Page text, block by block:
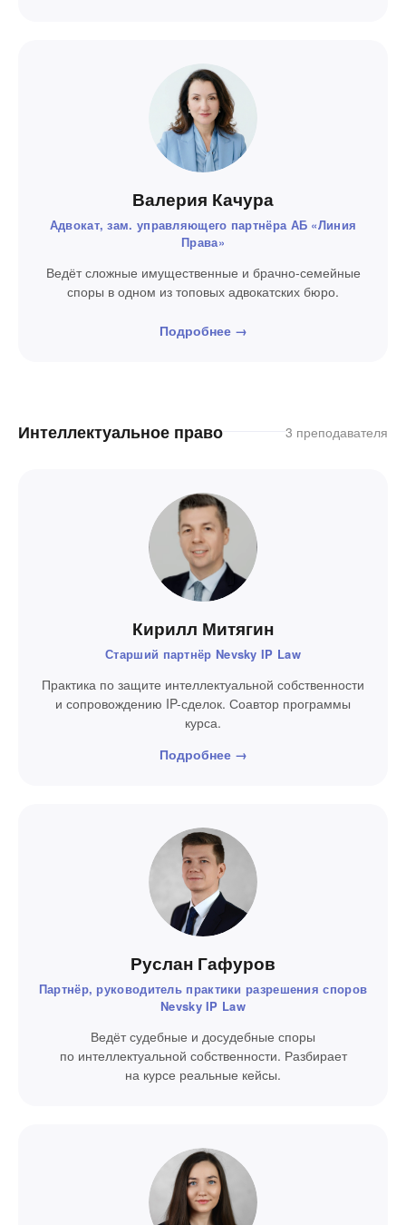
Валерия Качура
Адвокат, зам. управляющего партнёра АБ «Линия
Права»
Ведёт сложные имущественные и брачно-семейные
споры в одном из топовых адвокатских бюро.
Подробнее →
Интеллектуальное право 3 преподавателя
Кирилл Митягин
Старший партнёр Nevsky IP Law
Практика по защите интеллектуальной собственности
и сопровождению IP-сделок. Соавтор программы
курса.
Подробнее →
Руслан Гафуров
Партнёр, руководитель практики разрешения споров
Nevsky IP Law
Ведёт судебные и досудебные споры
по интеллектуальной собственности. Разбирает
на курсе реальные кейсы.